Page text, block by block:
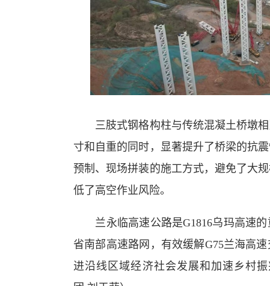
三肢式钢格构柱与传统混凝土桥墩相
寸和自重的同时，显著提升了桥梁的抗
预制、现场拼装的施工方式，避免了大
低了高空作业风险。
兰永临高速公路是G1816乌玛高速的
省南部高速路网，有效缓解G75兰海高
进沿线区域经济社会发展和加速乡村